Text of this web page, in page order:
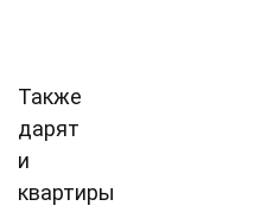
Также
дарят
и
квартиры